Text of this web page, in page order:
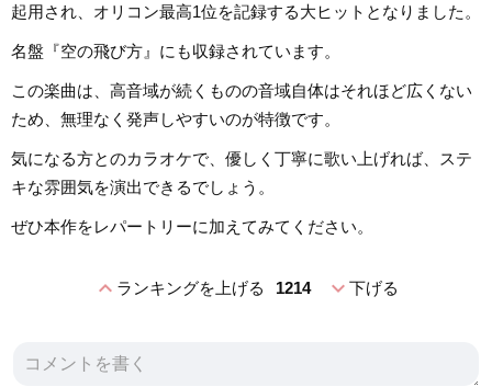
起用され、オリコン最高1位を記録する大ヒットとなりました。
名盤『空の飛び方』にも収録されています。
この楽曲は、高音域が続くものの音域自体はそれほど広くない
ため、無理なく発声しやすいのが特徴です。
気になる方とのカラオケで、優しく丁寧に歌い上げれば、ステ
キな雰囲気を演出できるでしょう。
ぜひ本作をレパートリーに加えてみてください。
expand_lessランキングを上げる 1214 expand_more下げる